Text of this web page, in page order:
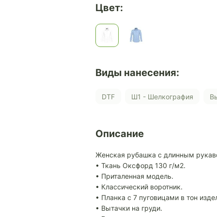
Цвет:
Виды нанесения:
DTF Ш1 - Шелкография
Описание
Женская рубашка с длинным
• Ткань Оксфорд 130 г/м2.
• Приталенная модель.
• Классический воротник.
• Планка с 7 пуговицами в тон
• Вытачки на груди.